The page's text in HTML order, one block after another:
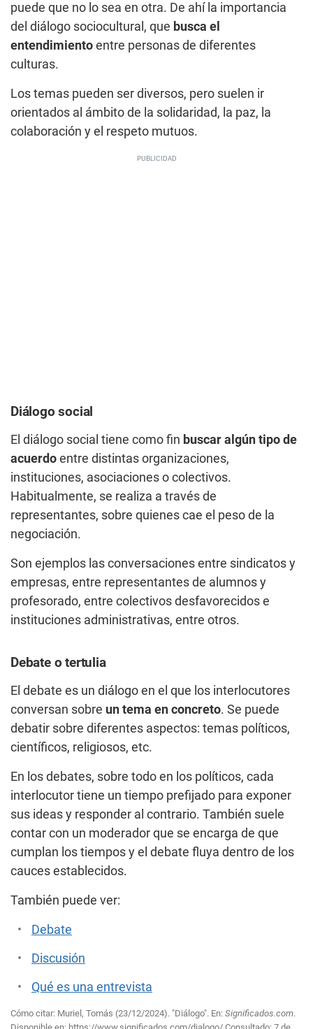
puede que no lo sea en otra. De ahí la importancia
del diálogo sociocultural, que busca el
entendimiento entre personas de diferentes
culturas.
Los temas pueden ser diversos, pero suelen ir
orientados al ámbito de la solidaridad, la paz, la
colaboración y el respeto mutuos.
Diálogo social
El diálogo social tiene como fin buscar algún tipo de
acuerdo entre distintas organizaciones,
instituciones, asociaciones o colectivos.
Habitualmente, se realiza a través de
representantes, sobre quienes cae el peso de la
negociación.
Son ejemplos las conversaciones entre sindicatos y
empresas, entre representantes de alumnos y
profesorado, entre colectivos desfavorecidos e
instituciones administrativas, entre otros.
Debate o tertulia
El debate es un diálogo en el que los interlocutores
conversan sobre un tema en concreto. Se puede
debatir sobre diferentes aspectos: temas políticos,
científicos, religiosos, etc.
En los debates, sobre todo en los políticos, cada
interlocutor tiene un tiempo prefijado para exponer
sus ideas y responder al contrario. También suele
contar con un moderador que se encarga de que
cumplan los tiempos y el debate fluya dentro de los
cauces establecidos.
También puede ver:
Debate
Discusión
Qué es una entrevista
Cómo citar: Muriel, Tomás (23/12/2024). "Diálogo". En: Significados.com.